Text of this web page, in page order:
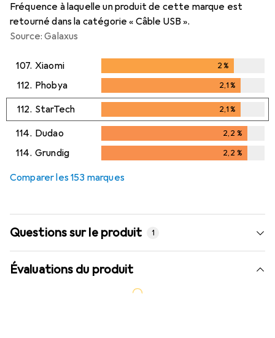
Fréquence à laquelle un produit de cette marque est
retourné dans la catégorie « Câble USB ».
Source: Galaxus
107. Xiaomi 2%
112. Phobya 2,1%
2,1%
112. StarTech 2,1%
2,1%
114. Dudao 2,2 %
2,2%
114. Grundig 2,2 %
Comparer les 153 marques
Questions sur le produit 1
Évaluations du produit